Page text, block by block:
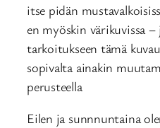
itse pidän
en myöskin värikuvissa
tarkoitukseen tämä
sopivalta ainakin
perusteella
Eilen ja sunnnuntaina